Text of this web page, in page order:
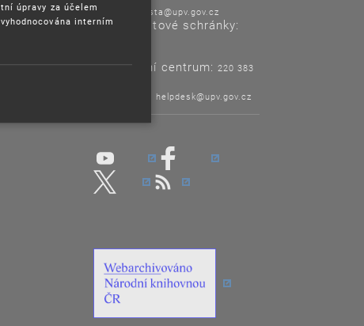
E-mail:
posta@upv.gov.cz
Adresa datové schránky:
Informační centrum: 220 383
helpdesk@upv.gov.cz
úpravy za účelem
interním